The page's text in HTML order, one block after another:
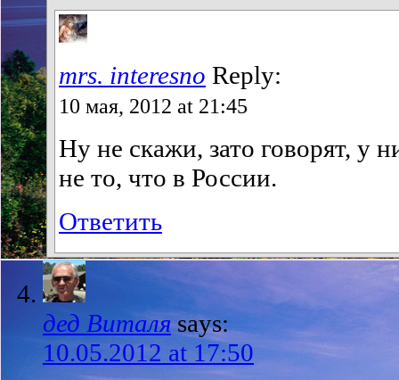
mrs. interesno Reply:
10 мая, 2012 at 21:45
Ну не скажи, зато говорят, у
не то, что в России.
Ответить
дед Виталя says:
10.05.2012 at 17:50